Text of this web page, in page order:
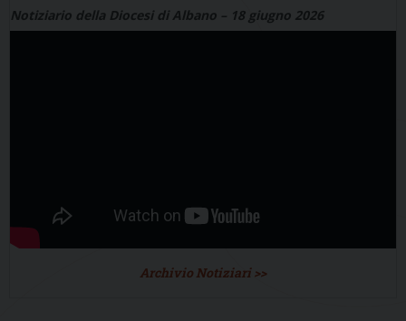
Notiziario della Diocesi di Albano – 18 giugno 2026
Archivio Notiziari >>